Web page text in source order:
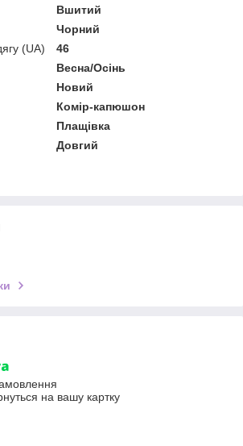
Вшитий
Чорний
(UA)
46
Весна/Осінь
Новий
Комір-капюшон
Плащівка
Довгий
на вашу картку